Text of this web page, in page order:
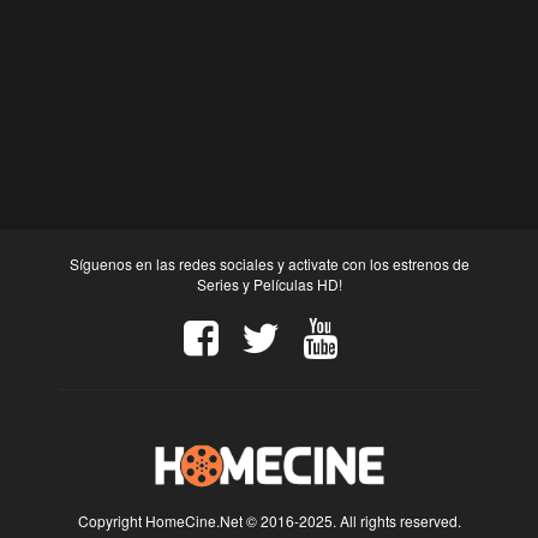
Síguenos en las redes sociales y activate con los estrenos de
Series y Películas HD!
Copyright HomeCine.Net © 2016-2025. All rights reserved.